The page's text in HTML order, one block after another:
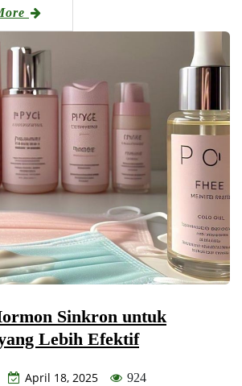
Sinkron untuk
Lebih Efektif
April 18, 2025 924